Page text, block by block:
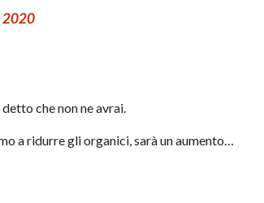
2020
che non ne avrai.
a ridurre gli organici, sarà un aumento…